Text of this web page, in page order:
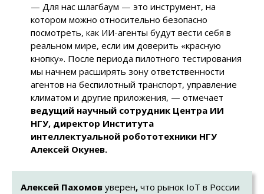
— Для нас шлагбаум — это инструмент, на
котором можно относительно безопасно
посмотреть, как ИИ-агенты будут вести себя в
реальном мире, если им доверить «красную
кнопку». После периода пилотного тестирования
мы начнем расширять зону ответственности
агентов на беспилотный транспорт, управление
климатом и другие приложения, — отмечает
ведущий научный сотрудник Центра ИИ
НГУ, директор Института
интеллектуальной робототехники НГУ
Алексей Окунев.
Алексей Пахомов уверен, что рынок IoT в России